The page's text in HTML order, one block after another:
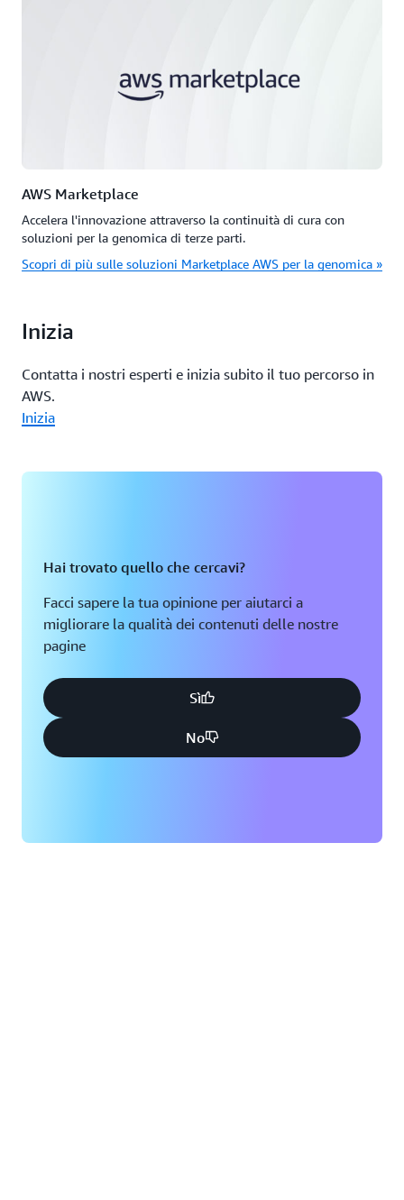
AWS Marketplace
Accelera l'innovazione attraverso la continuità di cura con
soluzioni per la genomica di terze parti.
Scopri di più sulle soluzioni Marketplace AWS per la genomica »
Inizia
Contatta i nostri esperti e inizia subito il tuo percorso in
AWS.
Inizia
Hai trovato quello che cercavi?
Facci sapere la tua opinione per aiutarci a
migliorare la qualità dei contenuti delle nostre
pagine
Sì
No